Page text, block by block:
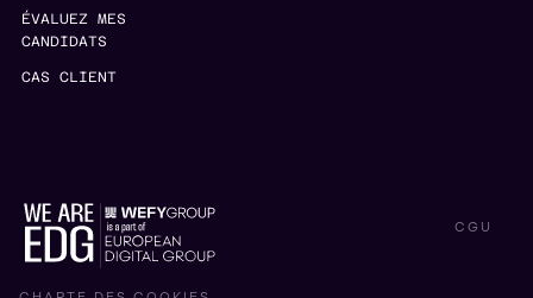
ÉVALUEZ MES
CANDIDATS
CAS CLIENT
CGU